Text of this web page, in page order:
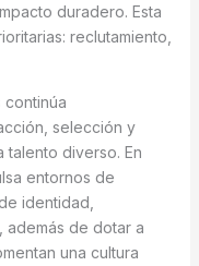
duradero. Esta
reclutamiento,
continúa
selección y
talento diverso. En
entornos de
identidad,
además de dotar a
una cultura